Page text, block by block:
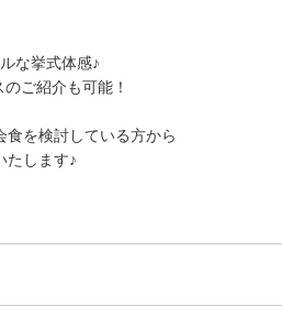
な挙式体感♪
ご紹介も可能！
食を検討している方から
たします♪